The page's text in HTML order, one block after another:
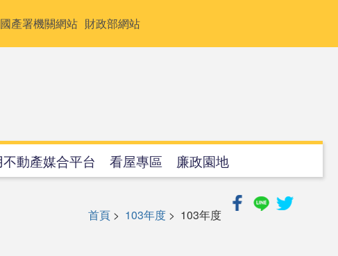
產署機關網站 財政部網站
動產媒合平台 看屋專區 廉政園地
首頁 > 103年度 > 103年度